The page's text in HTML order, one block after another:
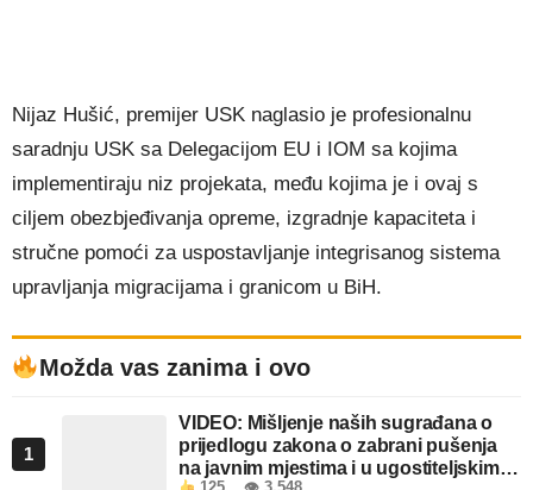
Nijaz Hušić, premijer USK naglasio je profesionalnu
saradnju USK sa Delegacijom EU i IOM sa kojima
implementiraju niz projekata, među kojima je i ovaj s
ciljem obezbjeđivanja opreme, izgradnje kapaciteta i
stručne pomoći za uspostavljanje integrisanog sistema
upravljanja migracijama i granicom u BiH.
Možda vas zanima i ovo
1
VIDEO: Mišljenje naših sugrađana o
prijedlogu zakona o zabrani pušenja
na javnim mjestima i u ugostiteljskim